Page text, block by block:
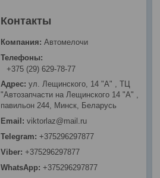
Автомелочи
+375 (29) 629-78-77
ул. Лещинского, 14 "А" , ТЦ
"Автозапчасти на Лещинcкого 14 "A" ,
павильон 244, Минск, Беларусь
viktorlaz@mail.ru
+375296297877
+375296297877
+375296297877